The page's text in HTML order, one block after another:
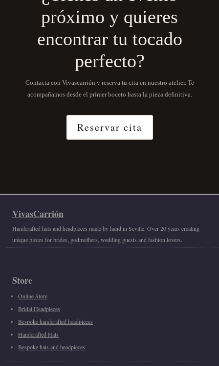
próximo y quieres
encontrar tu tocado
perfecto?
Contacta con Vivascarrión y reserva tu cita en nuestro atelier. Te
acompañamos desde el primer boceto hasta la pieza definitiva.
Reservar cita
VivasCarrión
Handcrafted hats and headpieces made by hand in Seville. Over 20 years creating
unique pieces for brides, godmothers, wedding guests and fashion lovers.
Store
Online Store
Bridal Headpieces
Bespoke handcrafted headpieces
Handcrafted Hats
Bespoke hats and headpieces